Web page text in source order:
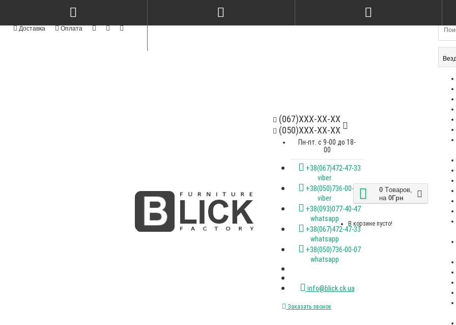
Доставка Оплата
(067)XXX-XX-XX
(050)XXX-XX-XX
Пн-пт. с 9-00 до 18-
00
+38(067)472-47-33
viber
+38(050)736-00-07
viber
+38(093)077-40-47
whatsapp
+38(067)472-47-33
whatsapp
+38(050)736-00-07
whatsapp
info@blick.ck.ua
Заказать звонок
0 Tоваров,
на 0Грн
В корзине пусто!